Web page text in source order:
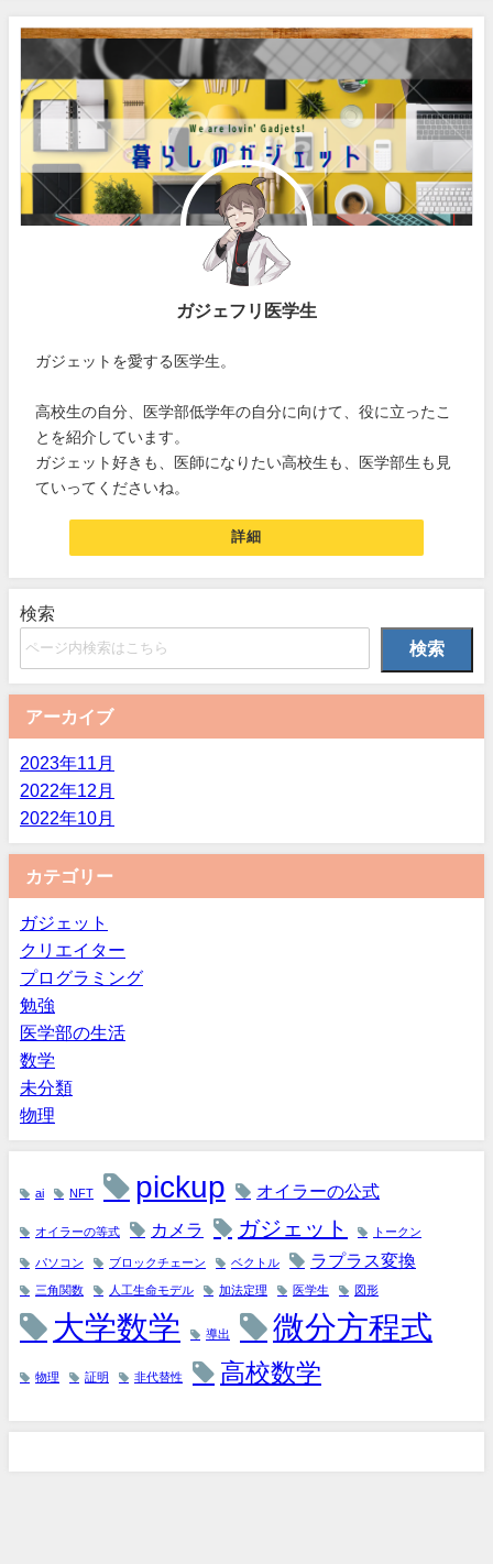
ガジェフリ医学生
ガジェットを愛する医学生。
高校生の自分、医学部低学年の自分に向けて、役に立ったこ
とを紹介しています。
ガジェット好きも、医師になりたい高校生も、医学部生も見
ていってくださいね。
詳細
検索
検索
アーカイブ
2023年11月
2022年12月
2022年10月
カテゴリー
ガジェット
クリエイター
プログラミング
勉強
医学部の生活
数学
未分類
物理
ai NFT pickup オイラーの公式
オイラーの等式 カメラ ガジェット トークン
パソコン ブロックチェーン ベクトル ラプラス変換
三角関数 人工生命モデル 加法定理 医学生 図形
大学数学 導出 微分方程式
物理 証明 非代替性 高校数学